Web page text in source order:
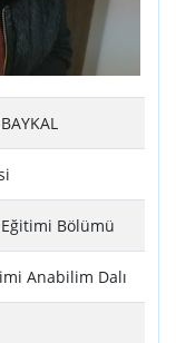
Bölümü
Anabilim Dalı